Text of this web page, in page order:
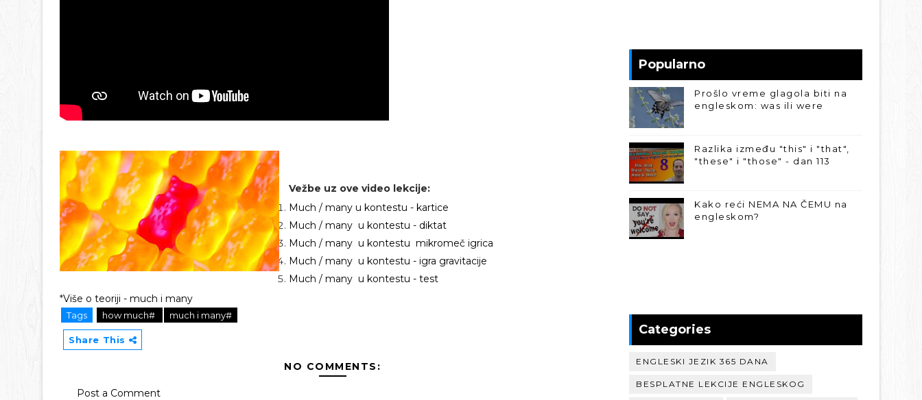
Vežbe uz ove video lekcije:
Much / many u kontestu - kartice
Much / many u kontestu - diktat
Much / many u kontestu mikromeč igrica
Much / many u kontestu - igra gravitacije
Much / many u kontestu - test
*Više o teoriji - much i many
Tags how much# much i many#
Share This
NO COMMENTS:
Post a Comment
Popularno
Prošlo vreme glagola biti na
engleskom: was ili were
Razlika između "this" i "that",
"these" i "those" - dan 113
Kako reći NEMA NA ČEMU na
engleskom?
Categories
ENGLESKI JEZIK 365 DANA
BESPLATNE LEKCIJE ENGLESKOG